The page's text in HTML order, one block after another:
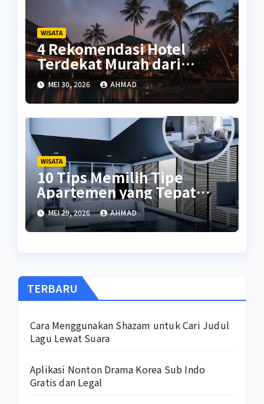
WISATA
4 Rekomendasi Hotel
Terdekat Murah dari
Malioboro
MEI 30, 2026 AHMAD
WISATA
10 Tips Memilih Tipe
Apartemen yang Tepat
untuk Anda
MEI 29, 2026 AHMAD
TERBARU
Cara Menggunakan Shazam untuk Cari Judul
Lagu Lewat Suara
Aplikasi Nonton Drama Korea Sub Indo
Gratis dan Legal